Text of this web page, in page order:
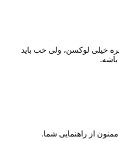
خیلی لوکسن، ولی خب باید
از راهنمایی شما.